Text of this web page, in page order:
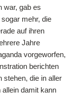
war, gab es
mehr, die
auf ihren
Jahre
vorgeworfen,
berichten
stehen, die in aller
damit kann